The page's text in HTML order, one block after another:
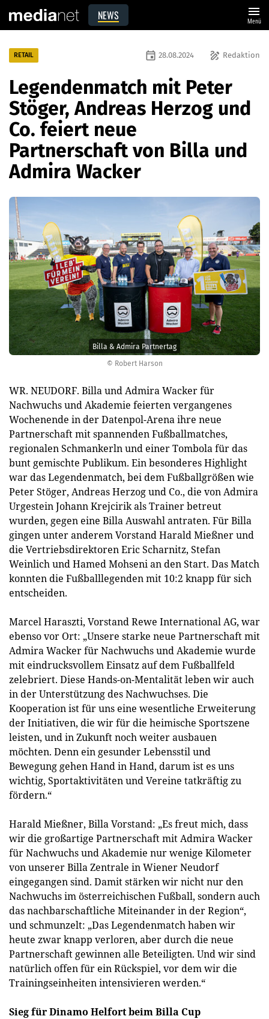
NEWS menu
Menü
© Robert Harson
Billa & Admira Partnertag
RETAIL draw Redaktion
event 28.08.2024
Legendenmatch mit Peter
Stöger, Andreas Herzog und
Co. feiert neue
Partnerschaft von Billa und
Admira Wacker
WR. NEUDORF. Billa und Admira Wacker für
Nachwuchs und Akademie feierten vergangenes
Wochenende in der Datenpol-Arena ihre neue
Partnerschaft mit spannenden Fußballmatches,
regionalen Schmankerln und einer Tombola für das
bunt gemischte Publikum. Ein besonderes Highlight
war das Legendenmatch, bei dem Fußballgrößen wie
Peter Stöger, Andreas Herzog und Co., die von Admira
Urgestein Johann Krejcirik als Trainer betreut
wurden, gegen eine Billa Auswahl antraten. Für Billa
gingen unter anderem Vorstand Harald Mießner und
die Vertriebsdirektoren Eric Scharnitz, Stefan
Weinlich und Hamed Mohseni an den Start. Das Match
konnten die Fußballlegenden mit 10:2 knapp für sich
entscheiden.
Marcel Haraszti, Vorstand Rewe International AG, war
ebenso vor Ort: „Unsere starke neue Partnerschaft mit
Admira Wacker für Nachwuchs und Akademie wurde
mit eindrucksvollem Einsatz auf dem Fußballfeld
zelebriert. Diese Hands-on-Mentalität leben wir auch
in der Unterstützung des Nachwuchses. Die
Kooperation ist für uns eine wesentliche Erweiterung
der Initiativen, die wir für die heimische Sportszene
leisten, und in Zukunft noch weiter ausbauen
möchten. Denn ein gesunder Lebensstil und
Bewegung gehen Hand in Hand, darum ist es uns
wichtig, Sportaktivitäten und Vereine tatkräftig zu
fördern.“
Harald Mießner, Billa Vorstand: „Es freut mich, dass
wir die großartige Partnerschaft mit Admira Wacker
für Nachwuchs und Akademie nur wenige Kilometer
von unserer Billa Zentrale in Wiener Neudorf
eingegangen sind. Damit stärken wir nicht nur den
Nachwuchs im österreichischen Fußball, sondern auch
das nachbarschaftliche Miteinander in der Region“,
und schmunzelt: „Das Legendenmatch haben wir
heute zwar knapp verloren, aber durch die neue
Partnerschaft gewinnen alle Beteiligten. Und wir sind
natürlich offen für ein Rückspiel, vor dem wir die
Trainingseinheiten intensivieren werden.“
Sieg für Dinamo Helfort beim Billa Cup